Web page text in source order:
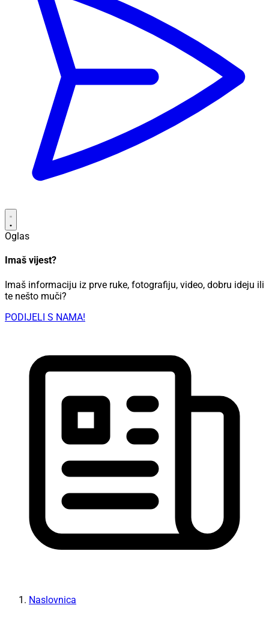
Oglas
Imaš vijest?
Imaš informaciju iz prve ruke, fotografiju, video, dobru ideju ili
te nešto muči?
PODIJELI S NAMA!
Naslovnica